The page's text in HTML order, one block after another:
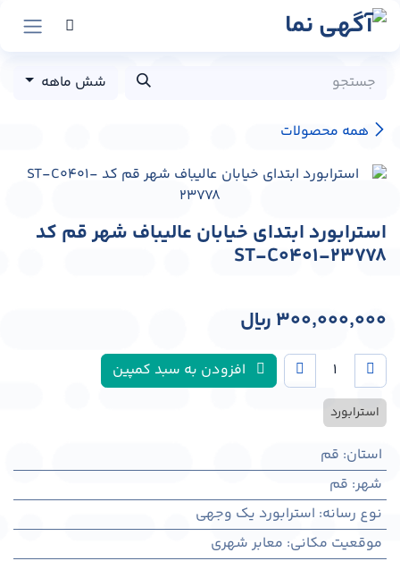
پرش به محتوا
همه محصولات
شش ماهه
استرابورد ابتدای خیابان عالیباف شهر قم کد
ST-C0401-23778
300,000,000 ﷼
افزودن به سبد کمپین
استرابورد
استان: قم
شهر: قم
نوع رسانه: استرابورد یک وجهی
موقعیت مکانی: معابر شهری